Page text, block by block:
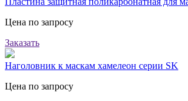
Цена по запросу
Заказать
Наголовник к маскам хамелеон серии SK
Цена по запросу